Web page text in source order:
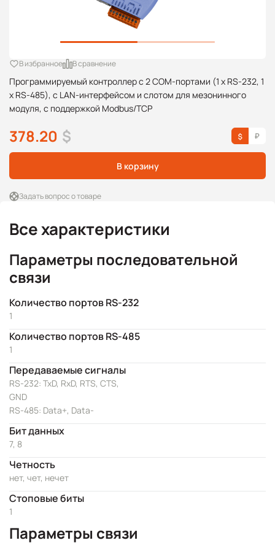
Программируемый контроллер с 2 COM-портами (1 x RS-232, 1
x RS-485), c LAN-интерфейсом и слотом для мезонинного
модуля, с поддержкой Modbus/TCP
В избранное В сравнение
378.20 $
В корзину
Задать вопрос о товаре
Все характеристики
Параметры последовательной
связи
Количество портов RS-232
1
Количество портов RS-485
1
Передаваемые сигналы
RS-232: TxD, RxD, RTS, CTS,
GND
RS-485: Data+, Data-
Бит данных
7, 8
Четность
нет, чет, нечет
Стоповые биты
1
Параметры связи